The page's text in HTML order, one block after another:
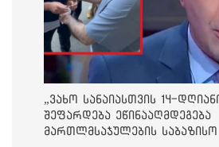
„ვახო სანაიასთვის 14-
შეფარდება ეწინააღმდეგება
მართლმსაჯულების საბაზისო